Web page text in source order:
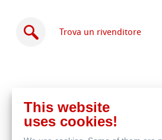
Trova un rivenditore
Acquista
online
This website
uses cookies!